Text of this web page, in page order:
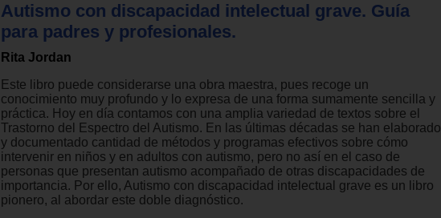
Autismo con discapacidad intelectual grave. Guía
para padres y profesionales.
Rita Jordan
Este libro puede considerarse una obra maestra, pues recoge un
conocimiento muy profundo y lo expresa de una forma sumamente sencilla y
práctica. Hoy en día contamos con una amplia variedad de textos sobre el
Trastorno del Espectro del Autismo. En las últimas décadas se han elaborado
y documentado cantidad de métodos y programas efectivos sobre cómo
intervenir en niños y en adultos con autismo, pero no así en el caso de
personas que presentan autismo acompañado de otras discapacidades de
importancia. Por ello, Autismo con discapacidad intelectual grave es un libro
pionero, al abordar este doble diagnóstico.